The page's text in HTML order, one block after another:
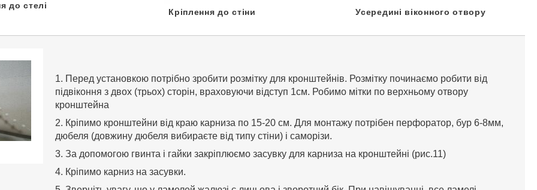
до стелі
Кріплення до стіни Усередині віконного отвору
1. Перед установкою потрібно зробити розмітку для кронштейнів. Розмітку починаємо робити від
підвіконня з двох (трьох) сторін, враховуючи відступ 1см. Робимо мітки по верхньому отвору
кронштейна
2. Кріпимо кронштейни від краю карниза по 15-20 см. Для монтажу потрібен перфоратор, бур 6-8мм,
дюбеля (довжину дюбеля вибираєте від типу стіни) і саморізи.
3. За допомогою гвинта і гайки закріплюємо засувку для карниза на кронштейні (рис.11)
4. Кріпимо карниз на засувки.